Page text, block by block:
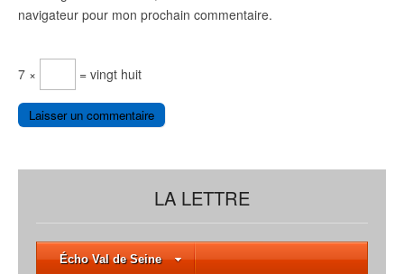
navigateur pour mon prochain commentaire.
7 × = vingt huit
LA LETTRE
Écho Val de Seine